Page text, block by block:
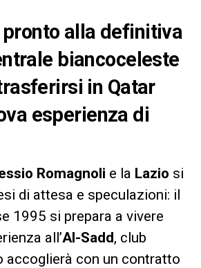
alla definitiva
biancoceleste
in Qatar
esperienza di
Romagnoli e la Lazio si
di attesa e speculazioni: il
1995 si prepara a vivere
all’Al-Sadd, club
accoglierà con un contratto